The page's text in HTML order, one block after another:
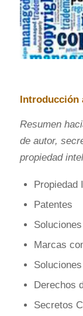
Introducción
Resumen
de autor,
propiedad
Propiedad
Patentes
Marcas
Derechos
Secretos